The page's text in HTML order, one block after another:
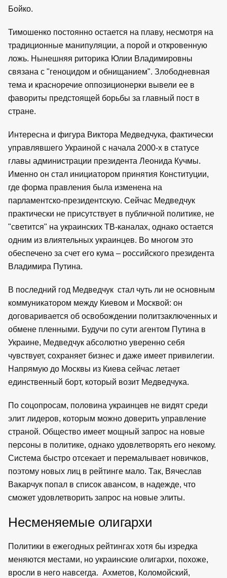
Бойко.
Тимошенко постоянно остается на плаву, несмотря на
традиционные манипуляции, а порой и откровенную
ложь. Нынешняя риторика Юлии Владимировны
связана с "геноцидом и обнищанием". Злободневная
тема и красноречие оппозиционерки вывели ее в
фавориты предстоящей борьбы за главный пост в
стране.
Интересна и фигура Виктора Медведчука, фактически
управлявшего Украиной с начала 2000-х в статусе
главы администрации президента Леонида Кучмы.
Именно он стал инициатором принятия Конституции,
где форма правления была изменена на
парламентско-президентскую. Сейчас Медведчук
практически не присутствует в публичной политике, не
"светится" на украинских ТВ-каналах, однако остается
одним из влиятельных украинцев. Во многом это
обеспечено за счет его кума – российского президента
Владимира Путина.
В последний год Медведчук стал чуть ли не основным
коммуникатором между Киевом и Москвой: он
договаривается об освобождении политзаключенных и
обмене пленными. Будучи по сути агентом Путина в
Украине, Медведчук абсолютно уверенно себя
чувствует, сохраняет бизнес и даже имеет привилегии.
Напрямую до Москвы из Киева сейчас летает
единственный борт, который возит Медведчука.
По соцопросам, половина украинцев не видят среди
элит лидеров, которым можно доверить управление
страной. Общество имеет мощный запрос на новые
персоны в политике, однако удовлетворять его некому.
Система быстро отсекает и перемалывает новичков,
поэтому новых лиц в рейтинге мало. Так, Вячеслав
Вакарчук попал в список авансом, в надежде, что
сможет удовлетворить запрос на новые элиты.
Несменяемые олигархи
Политики в ежегодных рейтингах хотя бы изредка
меняются местами, но украинские олигархи, похоже,
вросли в него навсегда. Ахметов, Коломойский,